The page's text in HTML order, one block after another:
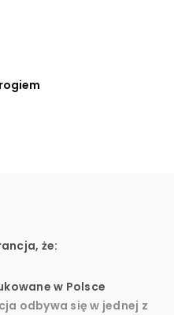
że:
w Polsce
odbywa się w jednej z